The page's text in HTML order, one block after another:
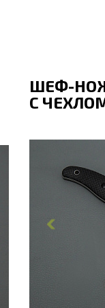
ШЕФ-
С
Общая
Длина
Ширина
Толщина
Ширина
Длина
Толщина